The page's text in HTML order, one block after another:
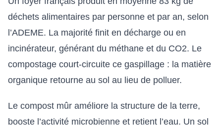
déchets alimentaires par personne et par an, selon
l’ADEME. La majorité finit en décharge ou en
incinérateur, générant du méthane et du CO2. Le
compostage court-circuite ce gaspillage : la matière
organique retourne au sol au lieu de polluer.
Le compost mûr améliore la structure de la terre,
booste l’activité microbienne et retient l’eau. Un sol